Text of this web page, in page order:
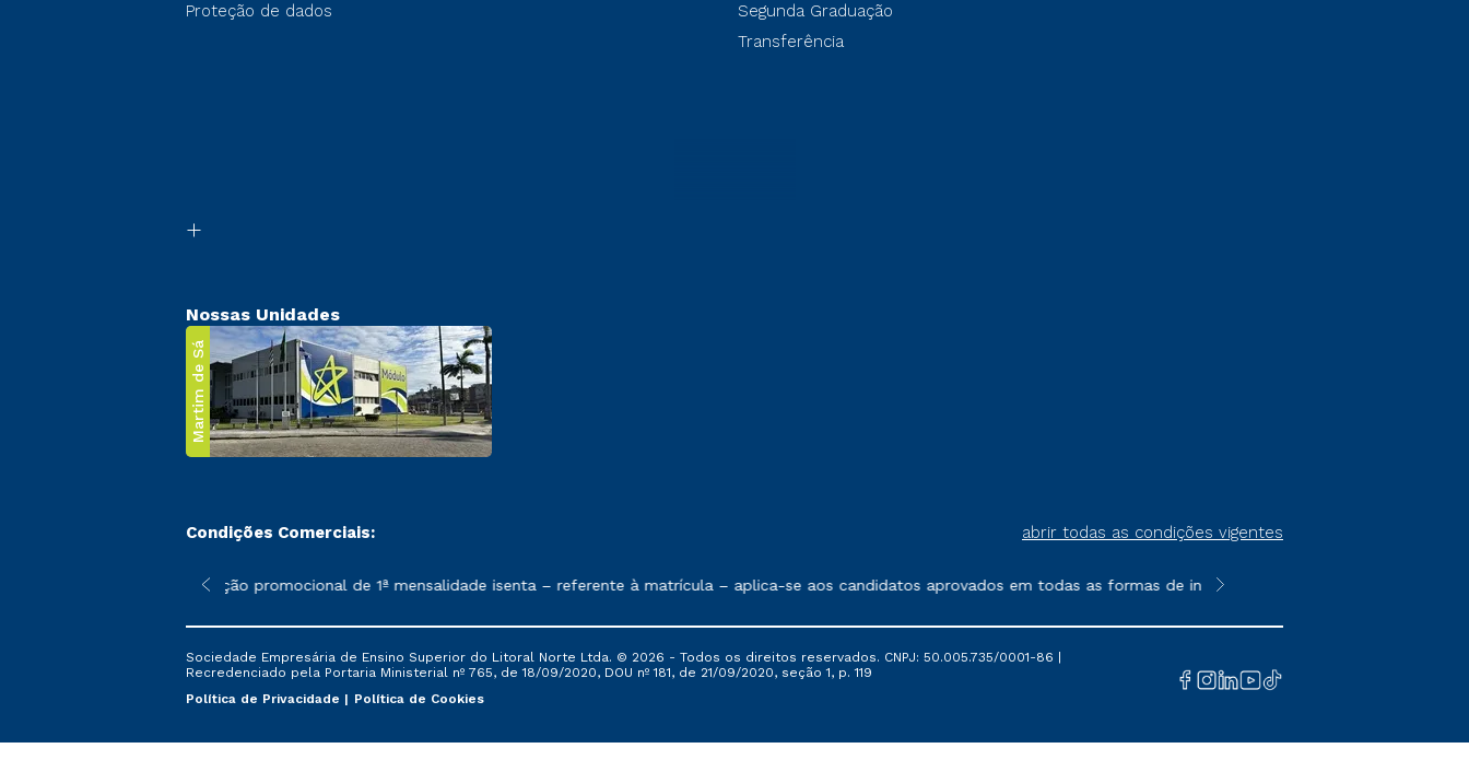
Proteção de dados
Segunda Graduação
Transferência
Nossas Unidades
Martim de Sá
Condições Comerciais: abrir todas as condições vigentes
sofrer alterações nos períodos de rematrícula conforme exposto no contrato de prestação de serviços.
*A condição promocional de 1ª mensalidade isenta – referente à matrícula – aplica-se aos candidatos aprovados em todas as formas de ingresso, exceto na prova on-line ou
**Semipresencial é um formato do
Sociedade Empresária de Ensino Superior do Litoral Norte Ltda. © 2026 - Todos os direitos reservados. CNPJ: 50.005.735/0001-86 |
Recredenciado pela Portaria Ministerial nº 765, de 18/09/2020, DOU nº 181, de 21/09/2020, seção 1, p. 119
Política de Privacidade
Política de Cookies